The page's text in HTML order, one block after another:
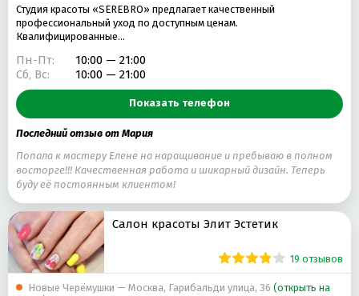
Студия красоты «SEREBRO» предлагает качественный
профессиональный уход по доступным ценам.
Квалифицированные…
Пн-Пт:
10:00 — 21:00
Сб, Вс:
10:00 — 21:00
Показать телефон
Последний отзыв от Мария
Попала к мастеру Елене на наращивание и пребываю в полном
восторге!!! Качественная работа и шикарный дизайн. Теперь
буду её постоянным клиентом!
Салон красоты Элит Эстетик
19 отзывов
Новые Черёмушки — Москва, Гарибальди улица, 36 (открыть на